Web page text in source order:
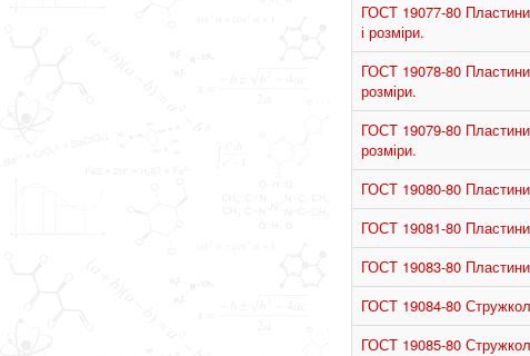
ГОСТ 19077-80 Пластини
і розміри.
ГОСТ 19078-80 Пластини
розміри.
ГОСТ 19079-80 Пластини
розміри.
ГОСТ 19080-80 Пластини
ГОСТ 19081-80 Пластини
ГОСТ 19083-80 Пластини
ГОСТ 19084-80
ГОСТ 19085-80